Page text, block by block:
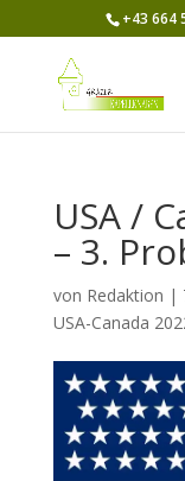
+43 664
USA /
– 3.
von Redaktion |
USA-Canada